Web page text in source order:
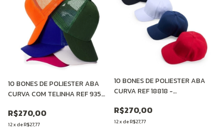
10 BONES DE POLIESTER ABA
CURVA COM TELINHA REF 9353
R$270,00
12x deR$27,77
10 BONES DE POLIESTER ABA
CURVA REF 18818 -
R$270,00
12x deR$27,77